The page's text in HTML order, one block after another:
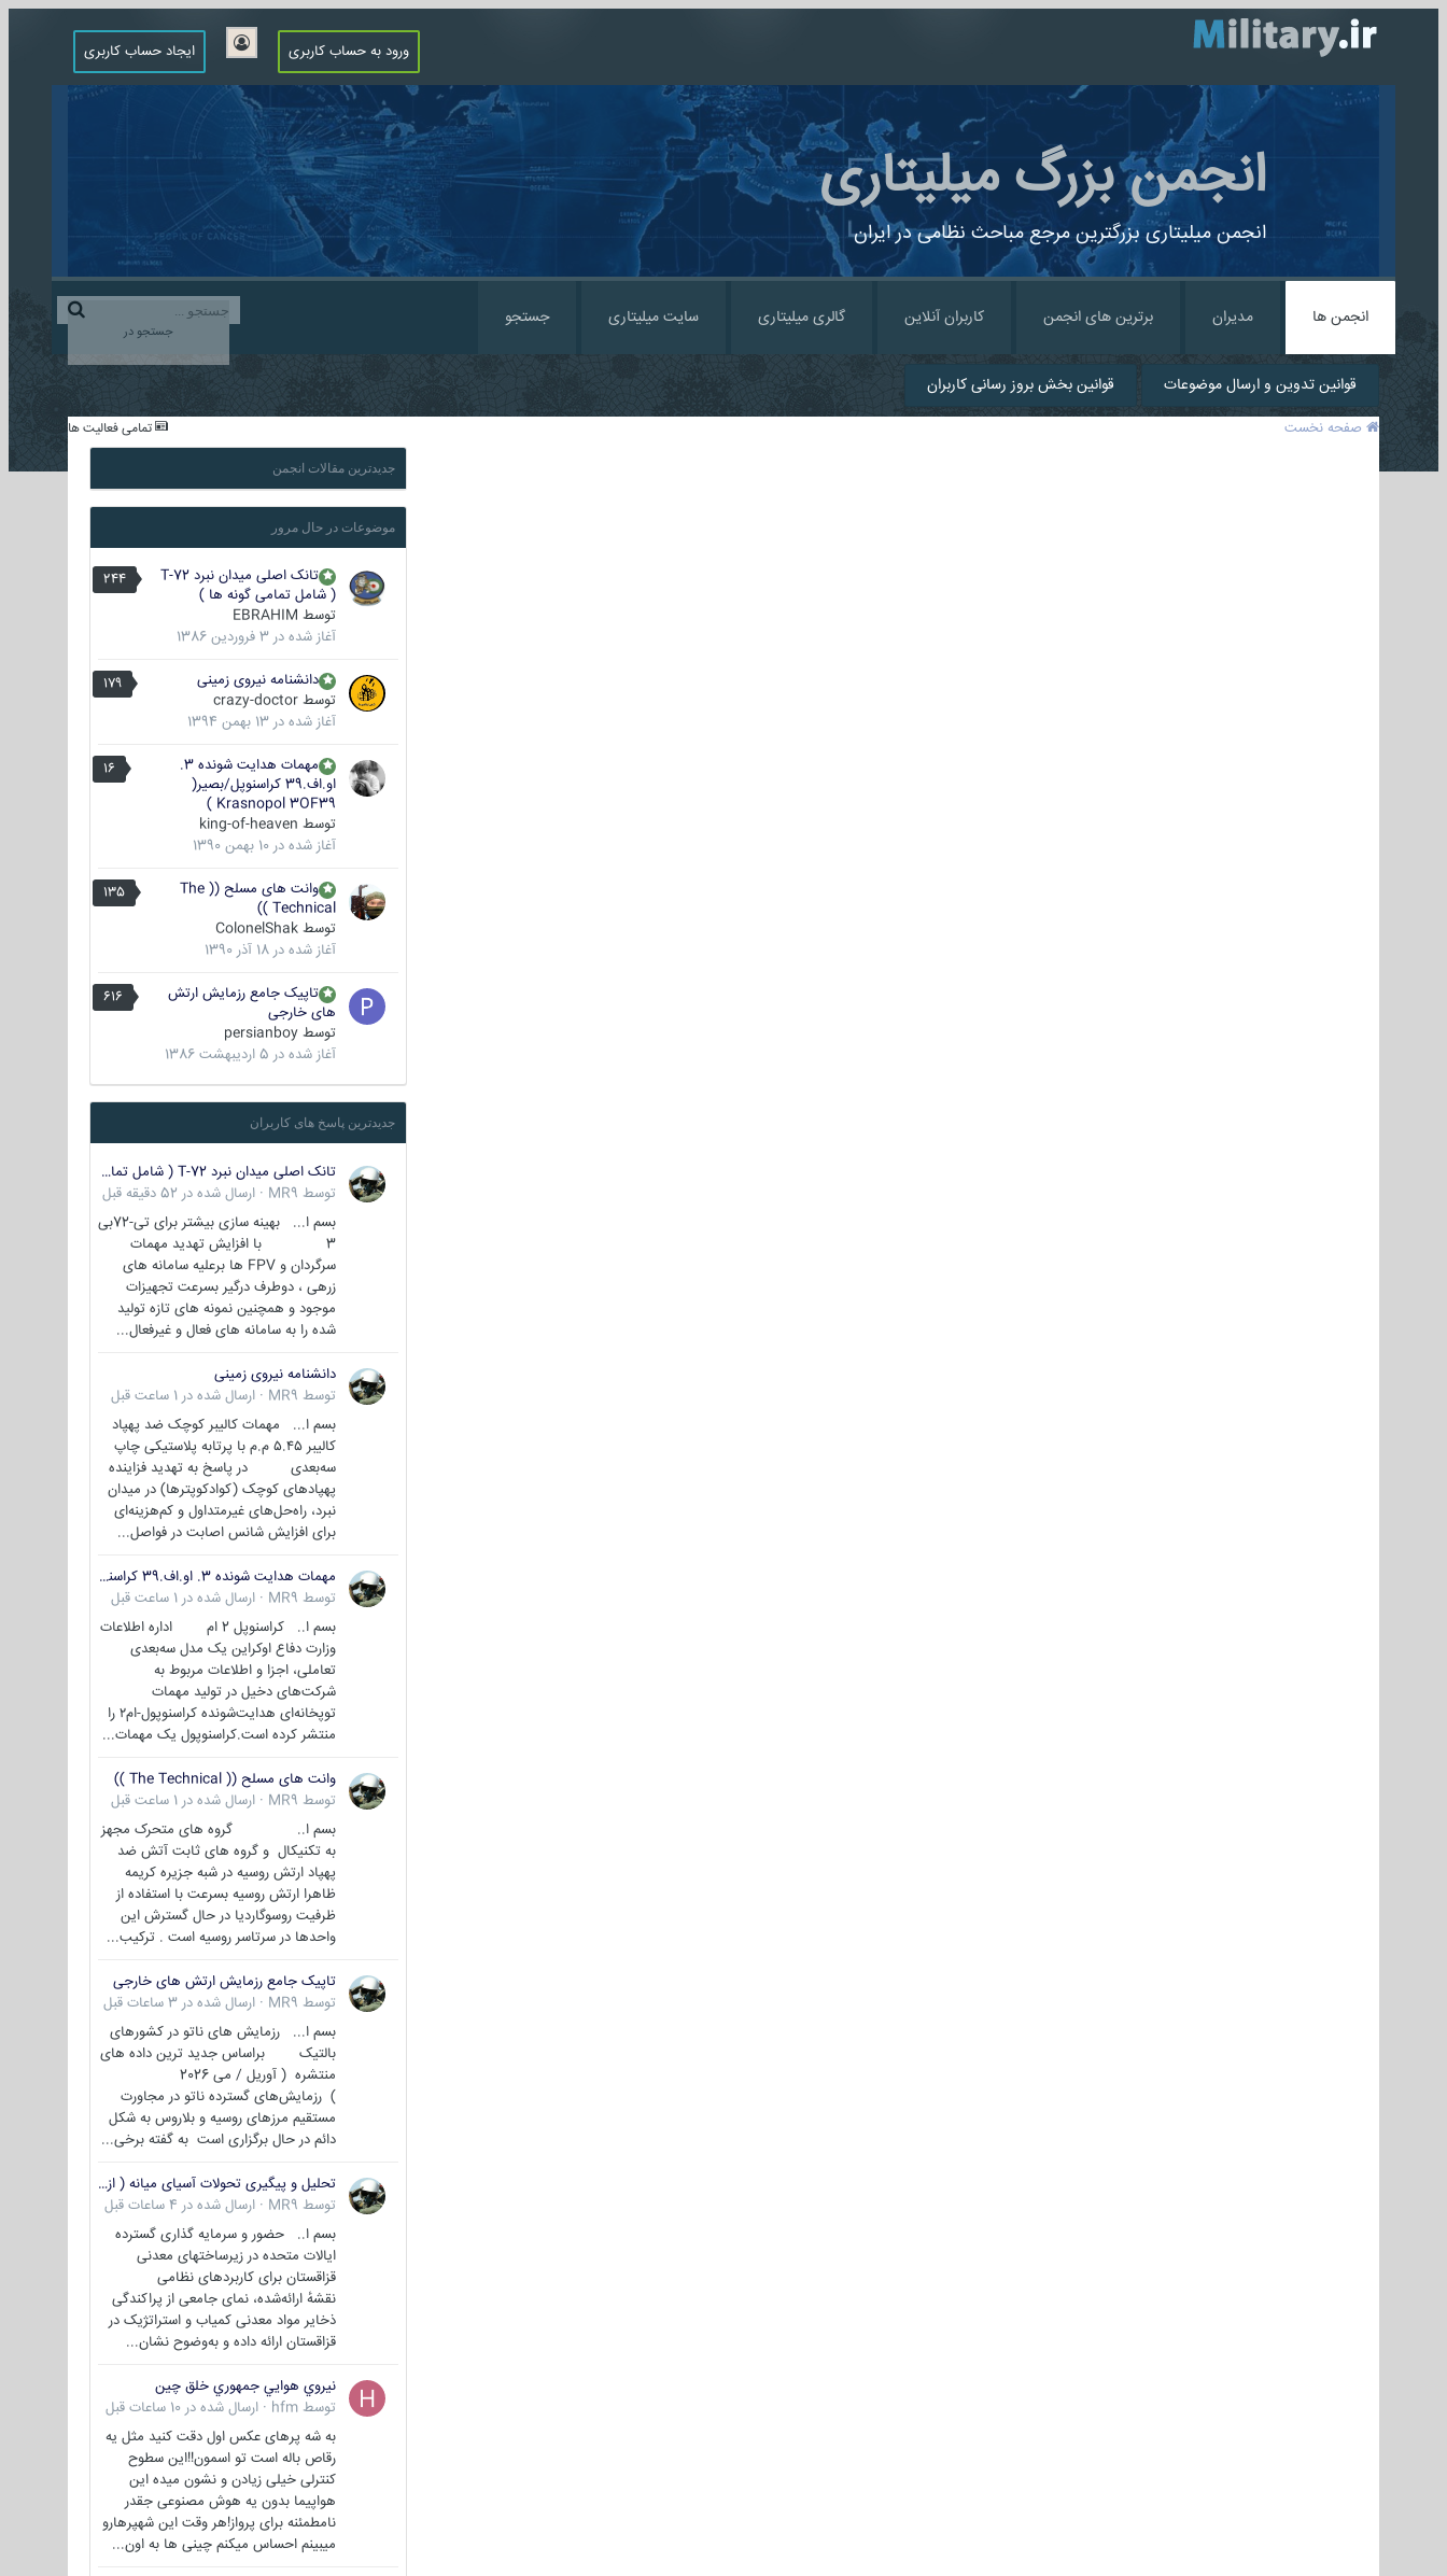
ورود به حساب کاربری ایجاد حساب کاربری
انجمن بزرگ میلیتاری
انجمن میلیتاری بزرگترین مرجع مباحث نظامی در ایران
جستجو در
انجمن ها مدیران برترین های انجمن کاربران آنلاین گالری میلیتاری سایت میلیتاری جستجو
قوانین تدوین و ارسال موضوعات قوانین بخش بروز رسانی کاربران
تمامی فعالیت ها صفحه نخست
جدیدترین مقالات انجمن
موضوعات در حال مرور
244
تانک اصلی میدان نبرد T-72
( شامل تمامی گونه ها )
توسط EBRAHIM
آغاز شده در 3 فروردین 1386
179
دانشنامه نیروی زمینی
توسط crazy-doctor
آغاز شده در 13 بهمن 1394
16
مهمات هدایت شونده 3.
او.اف.39 کراسنوپل/بصیر(
Krasnopol 3OF39 )
توسط king-of-heaven
آغاز شده در 10 بهمن 1390
135
وانت های مسلح (( The
Technical ))
توسط ColonelShak
آغاز شده در 18 آذر 1390
616
تاپیک جامع رزمایش ارتش
های خارجی
توسط persianboy
آغاز شده در 5 اردیبهشت 1386
جدیدترین پاسخ های کاربران
تانک اصلی میدان نبرد T-72 ( شامل تمامی گونه ها )
توسط MR9
· ارسال شده در 52 دقیقه قبل
بسم ا... بهینه سازی بیشتر برای تی-72بی
3 با افزایش تهدید مهمات
سرگردان و FPV ها برعلیه سامانه های
زرهی ، دوطرف درگیر بسرعت تجهیزات
موجود و همچنین نمونه های تازه تولید
شده را به سامانه های فعال و غیرفعال...
دانشنامه نیروی زمینی
توسط MR9
· ارسال شده در 1 ساعت قبل
بسم ا... مهمات کالیبر کوچک ضد پهپاد
کالیبر ۵.۴۵ م.م با پرتابه پلاستیکی چاپ
سه‌بعدی در پاسخ به تهدید فزاینده
پهپادهای کوچک (کوادکوپترها) در میدان
نبرد، راه‌حل‌های غیرمتداول و کم‌هزینه‌ای
برای افزایش شانس اصابت در فواصل...
مهمات هدایت شونده 3. او.اف.39 کراسنوپل/بصیر( Krasnopol 3OF39 )
توسط MR9
· ارسال شده در 1 ساعت قبل
بسم ا.. کراسنوپل 2 ام اداره اطلاعات
وزارت دفاع اوکراین یک مدل سه‌بعدی
تعاملی، اجزا و اطلاعات مربوط به
شرکت‌های دخیل در تولید مهمات
توپخانه‌ای هدایت‌شونده کراسنوپول-ام۲ را
منتشر کرده است.کراسنوپول یک مهمات...
وانت های مسلح (( The Technical ))
توسط MR9
· ارسال شده در 1 ساعت قبل
بسم ا.. گروه های متحرک مجهز
به تکنیکال و گروه های ثابت آتش ضد
پهپاد ارتش روسیه در شبه جزیره کریمه
ظاهرا ارتش روسیه بسرعت با استفاده از
ظرفیت روسوگاردیا در حال گسترش این
واحدها در سرتاسر روسیه است . ترکیب...
تاپیک جامع رزمایش ارتش های خارجی
توسط MR9
· ارسال شده در 3 ساعات قبل
بسم ا... رزمایش های ناتو در کشورهای
بالتیک براساس جدید ترین داده های
منتشره ( آوریل / می 2026
) رزمایش‌های گسترده ناتو در مجاورت
مستقیم مرزهای روسیه و بلاروس به شکل
دائم در حال برگزاری است به گفته برخی...
تحلیل و پیگیری تحولات آسیای میانه ( ازبکستان، تاجیکستان، ترکمنستان، قزاقستان و قرقیزستان )
توسط MR9
· ارسال شده در 4 ساعات قبل
بسم ا.. حضور و سرمایه گذاری گسترده
ایالات متحده در زیرساختهای معدنی
قزاقستان برای کاربردهای نظامی
نقشهٔ ارائه‌شده، نمای جامعی از پراکندگی
ذخایر مواد معدنی کمیاب و استراتژیک در
قزاقستان ارائه داده و به‌وضوح نشان...
نيروي هوايي جمهوري خلق چين
توسط hfm
· ارسال شده در 10 ساعات قبل
به شه پرهای عکس اول دقت کنید مثل یه
رقاص باله است تو اسمون!!این سطوح
کنترلی خیلی زیادن و نشون میده این
هواپیما بدون یه هوش مصنوعی جقدر
نامطمئنه برای پرواز!هر وقت این شهپرهارو
میبینم احساس میکنم چینی ها به اون...